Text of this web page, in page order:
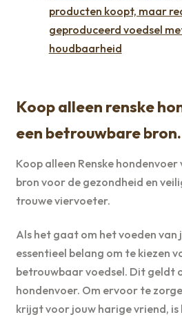
producten koopt, maar
geproduceerd voedsel
houdbaarheid
Koop alleen renske
een betrouwbare bron.
Koop alleen Renske
bron voor de gezondheid en
trouwe viervoeter.
Als het gaat om het voeden van
essentieel belang om te kiezen
betrouwbaar voedsel. Dit geldt
hondenvoer. Om ervoor te
krijgt voor jouw harige vriend,